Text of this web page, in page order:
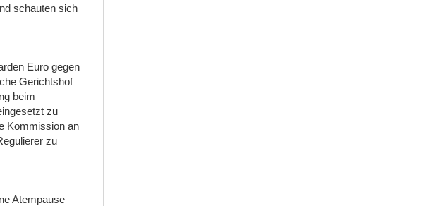
schauten sich
Euro gegen
Gerichtshof
beim
zu
Kommission an
zu
Atempause –